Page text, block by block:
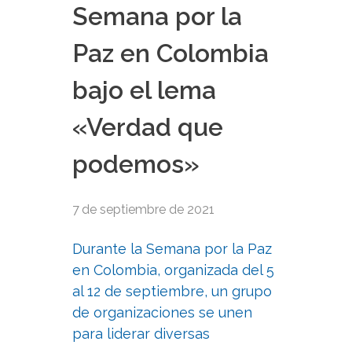
Semana por la
Paz en Colombia
bajo el lema
«Verdad que
podemos»
7 de septiembre de 2021
Durante la Semana por la Paz
en Colombia, organizada del 5
al 12 de septiembre, un grupo
de organizaciones se unen
para liderar diversas